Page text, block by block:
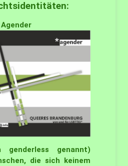
Agender
genderless genannt)
die sich keinem